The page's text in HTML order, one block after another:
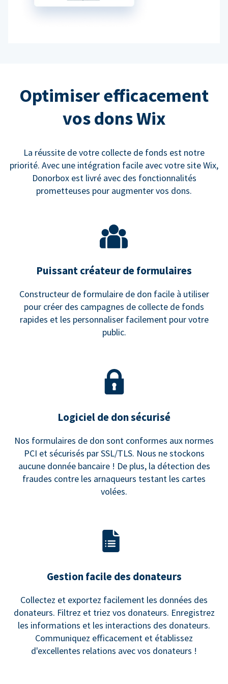
Optimiser efficacement
vos dons Wix
La réussite de votre collecte de fonds est notre
priorité. Avec une intégration facile avec votre site Wix,
Donorbox est livré avec des fonctionnalités
prometteuses pour augmenter vos dons.
Puissant créateur de formulaires
Constructeur de formulaire de don facile à utiliser
pour créer des campagnes de collecte de fonds
rapides et les personnaliser facilement pour votre
public.
Logiciel de don sécurisé
Nos formulaires de don sont conformes aux normes
PCI et sécurisés par SSL/TLS. Nous ne stockons
aucune donnée bancaire ! De plus, la détection des
fraudes contre les arnaqueurs testant les cartes
volées.
Gestion facile des donateurs
Collectez et exportez facilement les données des
donateurs. Filtrez et triez vos donateurs. Enregistrez
les informations et les interactions des donateurs.
Communiquez efficacement et établissez
d'excellentes relations avec vos donateurs !